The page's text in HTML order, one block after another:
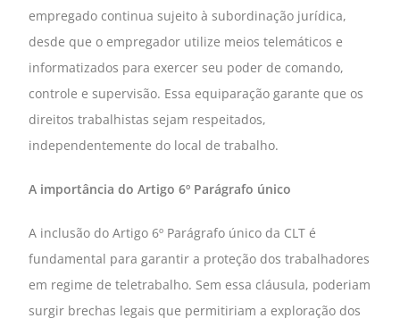
empregado continua sujeito à subordinação jurídica,
desde que o empregador utilize meios telemáticos e
informatizados para exercer seu poder de comando,
controle e supervisão. Essa equiparação garante que os
direitos trabalhistas sejam respeitados,
independentemente do local de trabalho.
A importância do Artigo 6º Parágrafo único
A inclusão do Artigo 6º Parágrafo único da CLT é
fundamental para garantir a proteção dos trabalhadores
em regime de teletrabalho. Sem essa cláusula, poderiam
surgir brechas legais que permitiriam a exploração dos